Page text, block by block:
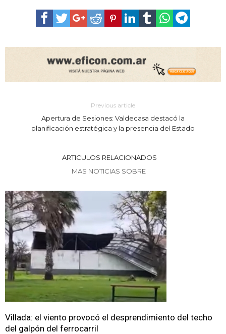
Previous article
Apertura de Sesiones: Valdecasa destacó la
planificación estratégica y la presencia del Estado
ARTICULOS RELACIONADOS
MAS NOTICIAS SOBRE
Villada: el viento provocó el desprendimiento del techo
del galpón del ferrocarril